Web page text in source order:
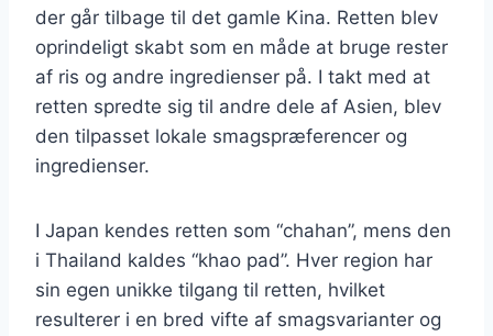
der går tilbage til det gamle Kina. Retten blev
oprindeligt skabt som en måde at bruge rester
af ris og andre ingredienser på. I takt med at
retten spredte sig til andre dele af Asien, blev
den tilpasset lokale smagspræferencer og
ingredienser.
I Japan kendes retten som “chahan”, mens den
i Thailand kaldes “khao pad”. Hver region har
sin egen unikke tilgang til retten, hvilket
resulterer i en bred vifte af smagsvarianter og